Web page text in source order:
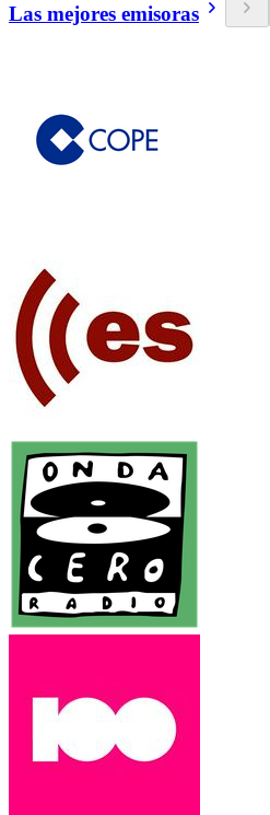
Las mejores emisoras